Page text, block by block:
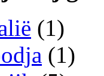
(1)
(1)